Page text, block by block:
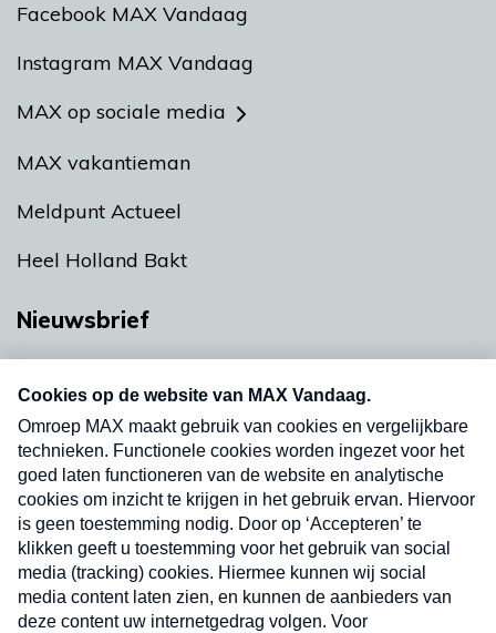
Facebook MAX Vandaag
Instagram MAX Vandaag
MAX op sociale media
MAX vakantieman
Meldpunt Actueel
Heel Holland Bakt
Nieuwsbrief
nieuwsbrief. Elke vrijdag- en dinsdagochtend in
uw mailbox.
Verzend